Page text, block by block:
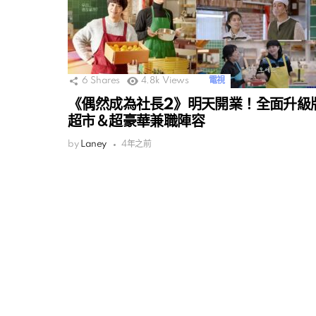
6 Shares 4.8k Views 電視
《偶然成為社長2》明天開業！全面升級
超市＆超豪華兼職陣容
by Laney 4年之前